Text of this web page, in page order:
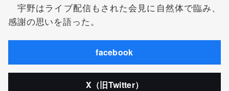
宇野はライブ配信もされた会見に自然体で臨み、
感謝の思いを語った。
facebook
X（旧Twitter）